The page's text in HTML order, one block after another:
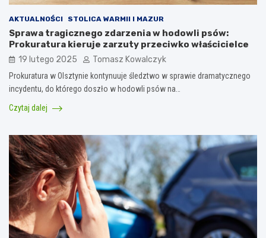
AKTUALNOŚCI STOLICA WARMII I MAZUR
Sprawa tragicznego zdarzenia w hodowli psów:
Prokuratura kieruje zarzuty przeciwko właścicielce
19 lutego 2025 Tomasz Kowalczyk
Prokuratura w Olsztynie kontynuuje śledztwo w sprawie dramatycznego
incydentu, do którego doszło w hodowli psów na…
Czytaj dalej